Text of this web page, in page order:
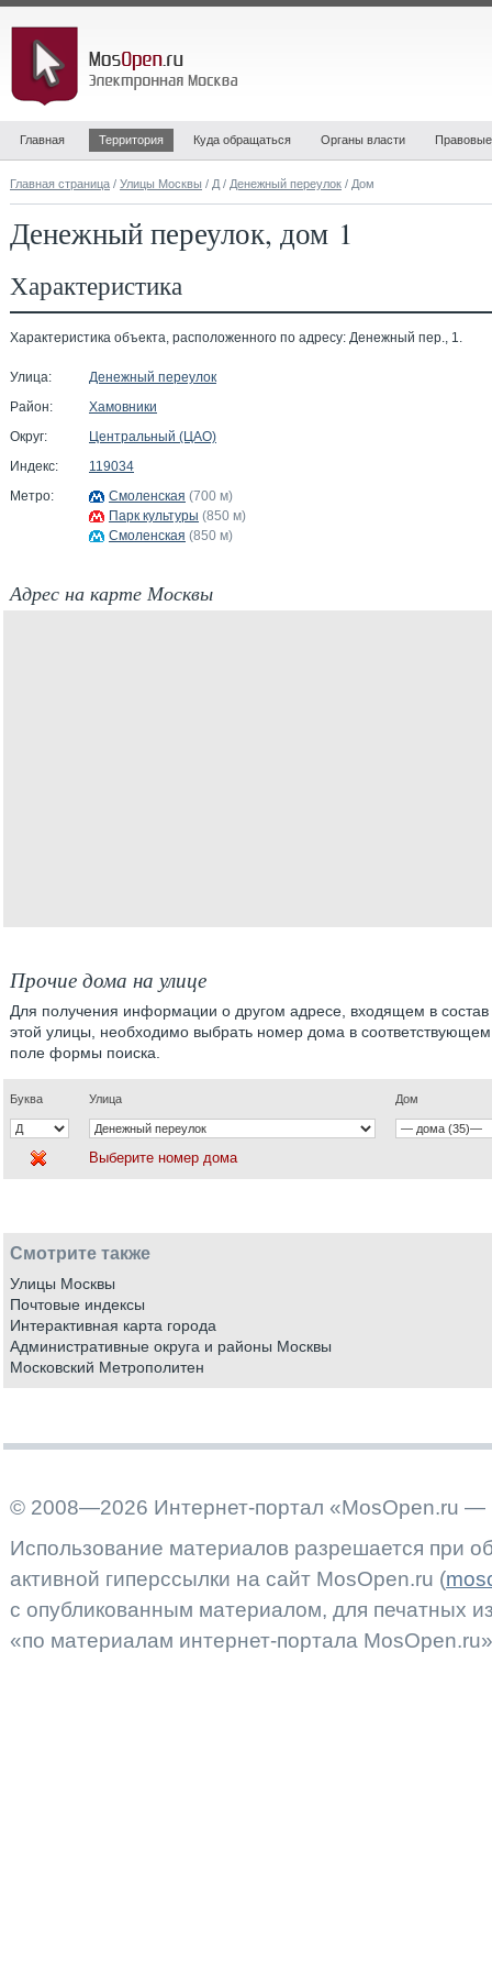
Главная Территория Куда обращаться Органы власти
Главная страница / Улицы Москвы / Д / Денежный переулок / Дом
Денежный переулок, дом 1
Характеристика
Характеристика объекта, расположенного по адресу: Денежный пер., 1.
Улица:
Денежный переулок
Район:
Хамовники
Округ:
Центральный (ЦАО)
Индекс:
119034
Метро:
Смоленская (700 м)
Парк культуры (850 м)
Смоленская (850 м)
Адрес на карте Москвы
Прочие дома на улице
Для получения информации о другом адресе, входящем в состав
этой улицы, необходимо выбрать номер дома в соответствующем
поле формы поиска.
Буква Улица Дом
Выберите номер дома
Смотрите также
Улицы Москвы
Почтовые индексы
Интерактивная карта города
Административные округа и районы Москвы
Московский Метрополитен
© 2008—2026 Интернет-портал «MosOpen.ru —
Использование материалов разрешается при
активной гиперссылки на сайт MosOpen.ru (
с опубликованным материалом, для печатных
«по материалам интернет-портала